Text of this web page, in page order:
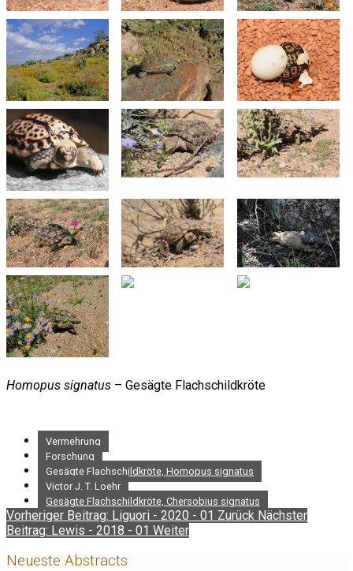
Homopus signatus – Gesägte Flachschildkröte
Vermehrung
Forschung
Gesägte Flachschildkröte, Homopus signatus
Victor J. T. Loehr
Gesägte Flachschildkröte, Chersobius signatus
Vorheriger Beitrag: Liguori - 2020 - 01 Zurück Nächster
Beitrag: Lewis - 2018 - 01 Weiter
Neueste Abstracts